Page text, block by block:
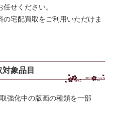
せください。
宅配買取をご利用いただけま
象品目
強化中の版画の種類を一部